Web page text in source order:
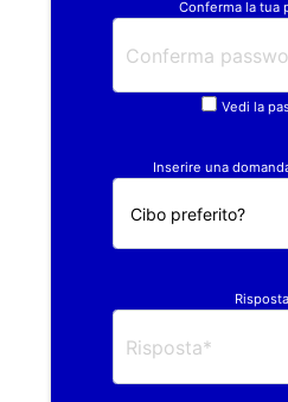
Conferma la tua
Vedi la
Inserire una